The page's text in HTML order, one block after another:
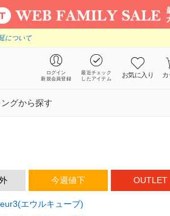
について
ログイン
新規会員登録
最近チェック
したアイテム
お気に入り カ
グから探す
今週値下 OUTLET
eur3(エウルキューブ)